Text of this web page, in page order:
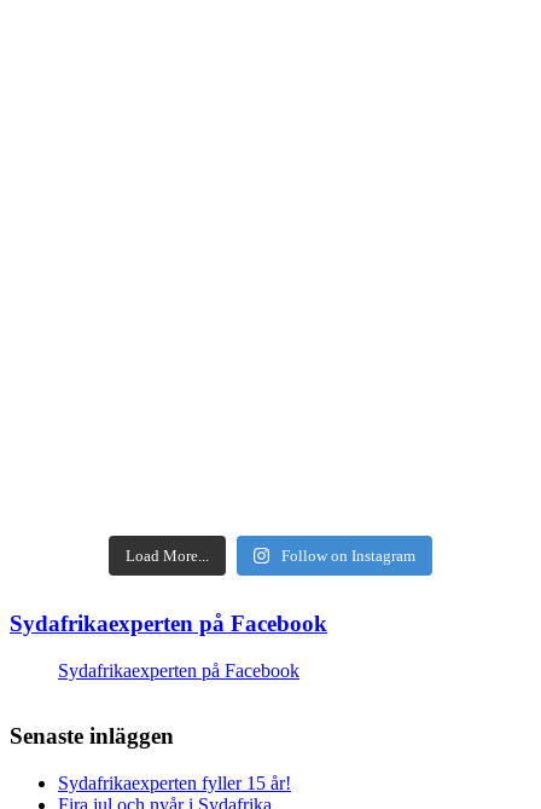
Load More... Follow on Instagram
Sydafrikaexperten på Facebook
Sydafrikaexperten på Facebook
Senaste inläggen
Sydafrikaexperten fyller 15 år!
Fira jul och nyår i Sydafrika